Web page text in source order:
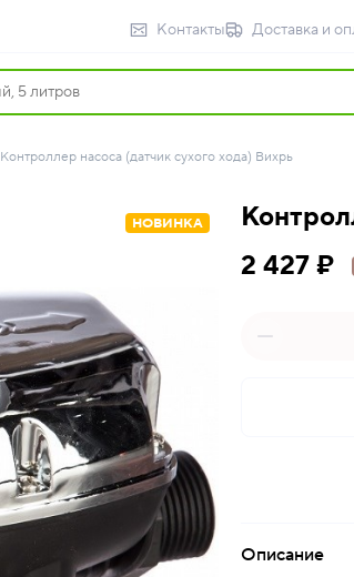
Контакты Доставка и
Контроллер насоса (датчик сухого хода) Вихрь
НОВИНКА
2 427 ₽
Описание